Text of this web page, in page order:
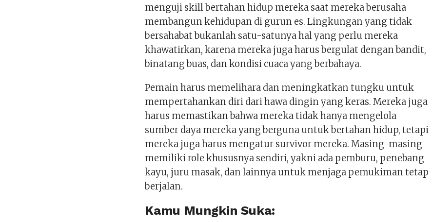
menguji skill bertahan hidup mereka saat mereka berusaha
membangun kehidupan di gurun es. Lingkungan yang tidak
bersahabat bukanlah satu-satunya hal yang perlu mereka
khawatirkan, karena mereka juga harus bergulat dengan bandit,
binatang buas, dan kondisi cuaca yang berbahaya.
Pemain harus memelihara dan meningkatkan tungku untuk
mempertahankan diri dari hawa dingin yang keras. Mereka juga
harus memastikan bahwa mereka tidak hanya mengelola
sumber daya mereka yang berguna untuk bertahan hidup, tetapi
mereka juga harus mengatur survivor mereka. Masing-masing
memiliki role khususnya sendiri, yakni ada pemburu, penebang
kayu, juru masak, dan lainnya untuk menjaga pemukiman tetap
berjalan.
Kamu Mungkin Suka: